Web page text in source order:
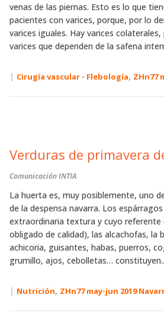
venas de las piernas. Esto es lo que
pacientes con varices, porque, por lo
varices iguales. Hay varices
varices que dependen de la safena
| Cirugía vascular - Flebología, ZHn77
Verduras de primavera
Comunicación INTIA
La huerta es, muy posiblemente, uno
de la despensa navarra. Los
extraordinaria textura y cuyo referente
obligado de calidad), las alcachofas, la
achicoria, guisantes, habas, puerros,
grumillo, ajos, cebolletas…
| Nutrición, ZHn77 may-jun 2019